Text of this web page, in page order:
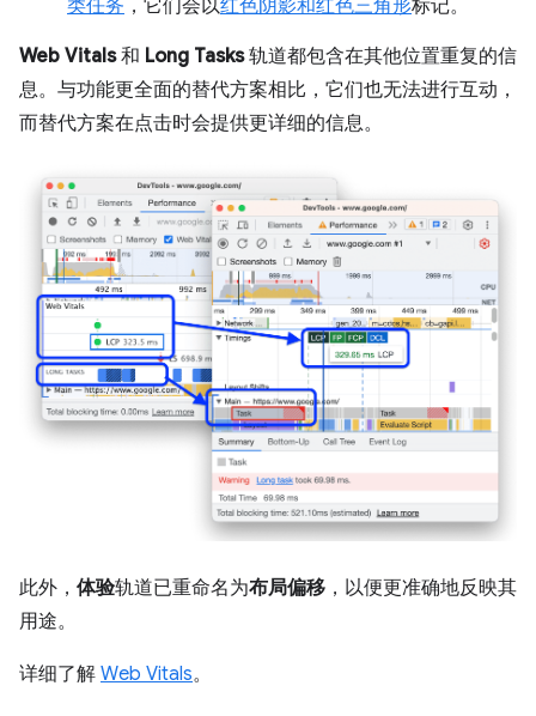
类任务 ，它们会以红色阴影和红色三角形标记。
Web Vitals和 Long Tasks轨道都包含在其他位置重复的信
息。与功能更全面的替代方案相比，它们也无法进行互动，
而替代方案在点击时会提供更详细的信息。
此外， 体验轨道已重命名为布局偏移 ，以便更准确地反映其
用途。
详细了解 Web Vitals。